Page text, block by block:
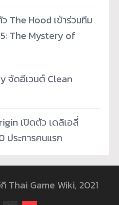
The Hood เข้าร่วมทีม
The Mystery of
จัดอีเวนต์ Clean
เปิดตัว เดลิเอลี่
ระการคนแรก
Thai Game Wiki, 2021